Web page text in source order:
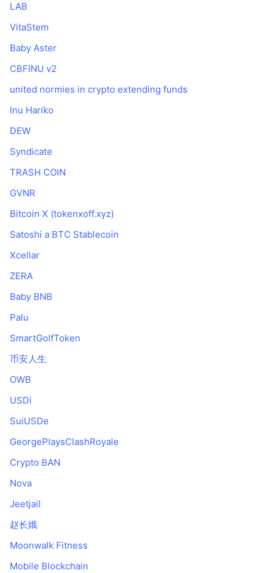
LAB
VitaStem
Baby Aster
CBFINU v2
united normies in crypto extending funds
Inu Hariko
DEW
Syndicate
TRASH COIN
GVNR
Bitcoin X (tokenxoff.xyz)
Satoshi a BTC Stablecoin
Xcellar
ZERA
Baby BNB
Palu
SmartGolfToken
币安人生
OWB
USDi
SuiUSDe
GeorgePlaysClashRoyale
Crypto BAN
Nova
Jeetjail
赵长娥
Moonwalk Fitness
Mobile Blockchain